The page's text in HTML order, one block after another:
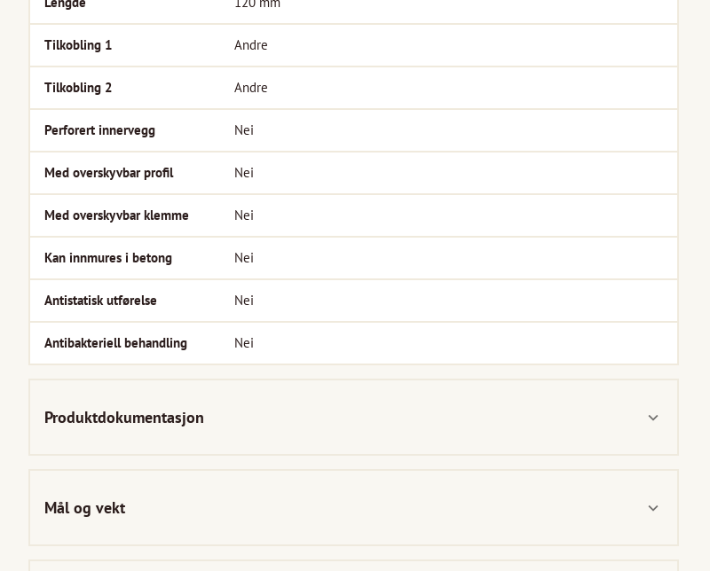
Tilkobling 1 Andre
Tilkobling 2 Andre
Perforert innervegg Nei
Med overskyvbar profil Nei
Med overskyvbar klemme Nei
Kan innmures i betong Nei
Antistatisk utførelse Nei
Antibakteriell behandling Nei
Produktdokumentasjon
Mål og vekt